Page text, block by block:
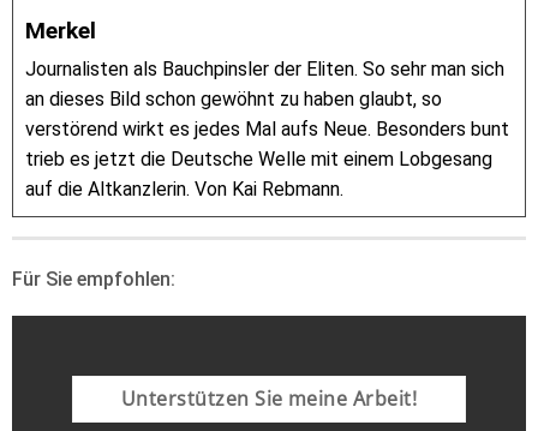
Merkel
Journalisten als Bauchpinsler der Eliten. So sehr man sich
an dieses Bild schon gewöhnt zu haben glaubt, so
verstörend wirkt es jedes Mal aufs Neue. Besonders bunt
trieb es jetzt die Deutsche Welle mit einem Lobgesang
auf die Altkanzlerin. Von Kai Rebmann.
Für Sie empfohlen:
Unterstützen Sie meine Arbeit!